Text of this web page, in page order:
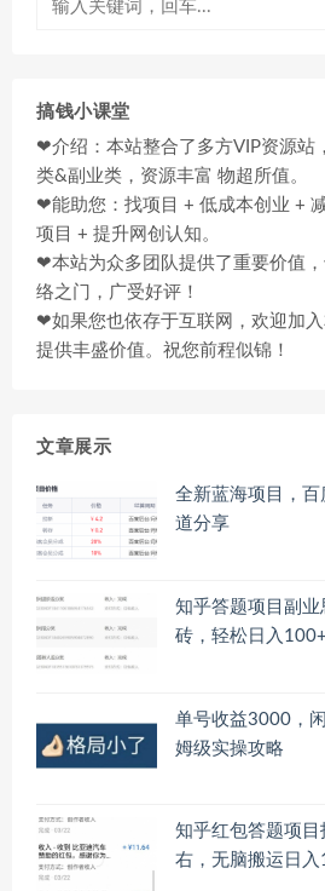
搞钱小课堂
❤介绍：本站整合了多方VIP资源站
类&副业类，资源丰富 物超所值。
❤能助您：找项目 + 低成本创业 +
项目 + 提升网创认知。
❤本站为众多团队提供了重要价值
络之门，广受好评！
❤如果您也依存于互联网，欢迎加
提供丰盛价值。祝您前程似锦！
文章展示
全新蓝海项目，
道分享
知乎答题项目副
砖，轻松日入100+
单号收益3000，
姆级实操攻略
知乎红包答题项
右，无脑搬运日入